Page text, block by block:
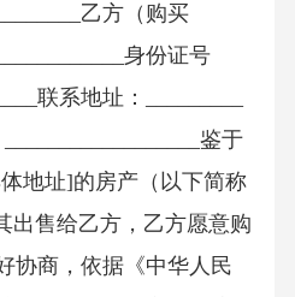
乙方（购买
身份证号
联系地址：_________
鉴于
地址]的房产（以下简称
出售给乙方，乙方愿意购
协商，依据《中华人民